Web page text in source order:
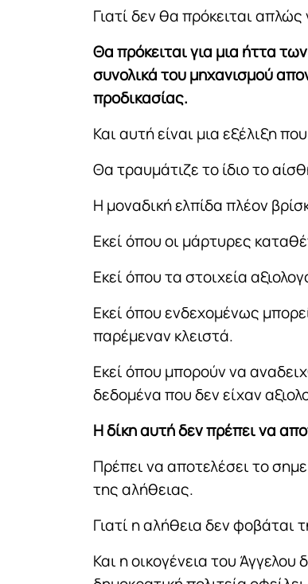
Γιατί δεν θα πρόκειται
Θα πρόκειται για μια ήττα
συνολικά του μηχανισμού
προδικασίας.
Και αυτή είναι μια εξέλιξη
Θα τραυμάτιζε το ίδιο το
Η μοναδική ελπίδα πλέον
Εκεί όπου οι μάρτυρες
Εκεί όπου τα στοιχεία
Εκεί όπου ενδεχομένως
παρέμεναν κλειστά.
Εκεί όπου μπορούν να
δεδομένα που δεν είχαν
Η δίκη αυτή δεν πρέπει να
Πρέπει να αποτελέσει το
της αλήθειας.
Γιατί η αλήθεια δεν φοβάται
Και η οικογένεια του